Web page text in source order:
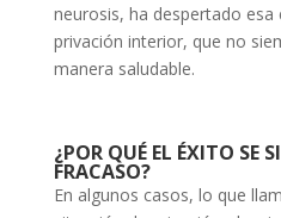
neurosis, ha despertado esa
privación interior, que no
manera saludable.
¿POR QUÉ EL ÉXITO SE
FRACASO?
En algunos casos, lo que